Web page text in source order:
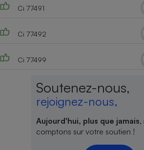
Ci 77491
Ci 77492
Ci 77499
Soutenez-nous,
rejoignez-nous,
Aujourd'hui, plus que jamais,
comptons sur votre soutien !